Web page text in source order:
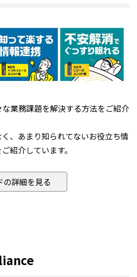
業務課題を解決する方法をご紹介
、あまり知られてないお役立ち情
紹介しています。
詳細を見る